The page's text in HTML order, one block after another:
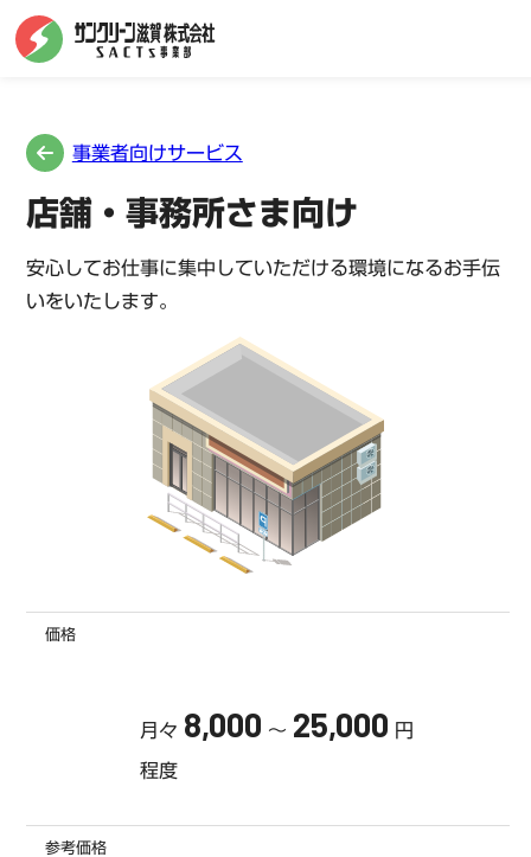
事業者向けサービス
店舗・事務所さま向け
安心してお仕事に集中していただける環境になるお手伝
いをいたします。
価格
月々 8,000 ～ 25,000 円
程度
参考価格